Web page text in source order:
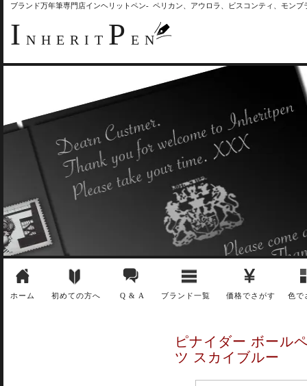
ブランド万年筆専門店インヘリットペン- ペリカン、アウロラ、ビスコンティ、モン
I NHERIT P EN
ホーム 初めての方へ Q & A ブランド一覧 価格でさがす 色で
ピナイダー ボール
ツ スカイブルー